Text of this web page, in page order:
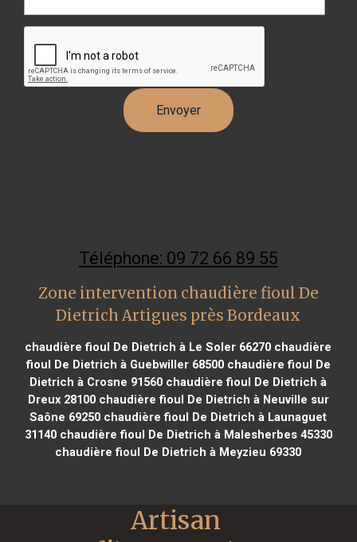
Téléphone: 09 72 66 89 55
Zone intervention chaudière fioul De
Dietrich Artigues près Bordeaux
chaudière fioul De Dietrich à Le Soler 66270 chaudière
fioul De Dietrich à Guebwiller 68500chaudière fioul De
Dietrich à Crosne 91560 chaudière fioul De Dietrich à
Dreux 28100chaudière fioul De Dietrich à Neuville sur
Saône 69250 chaudière fioul De Dietrich à Launaguet
31140chaudière fioul De Dietrich à Malesherbes 45330
chaudière fioul De Dietrich à Meyzieu 69330
Artisan